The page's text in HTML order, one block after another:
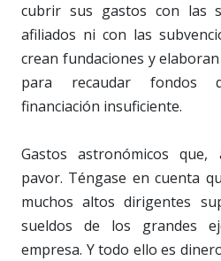
cubrir sus gastos con las
afiliados ni con las
crean fundaciones y
para recaudar fondos
financiación insuficiente.
Gastos astronómicos que,
pavor. Téngase en cuenta
muchos altos dirigentes
sueldos de los grandes
empresa. Y todo ello es